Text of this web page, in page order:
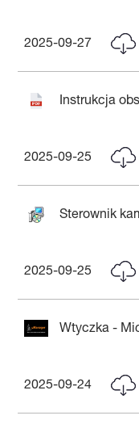
2025-09-27
Instrukcja
2025-09-25
Sterownik
2025-09-25
Wtyczka -
2025-09-24